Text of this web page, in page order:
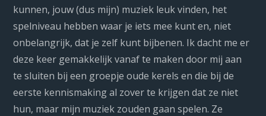
kunnen, jouw (dus mijn) muziek leuk vinden, het
spelniveau hebben waar je iets mee kunt en, niet
onbelangrijk, dat je zelf kunt bijbenen. Ik dacht me er
deze keer gemakkelijk vanaf te maken door mij aan
te sluiten bij een groepje oude kerels en die bij de
eerste kennismaking al zover te krijgen dat ze niet
hun, maar mijn muziek zouden gaan spelen. Ze